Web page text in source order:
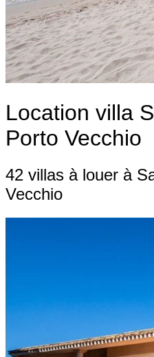
Location villa
Porto Vecchio
42 villas à louer à
Vecchio